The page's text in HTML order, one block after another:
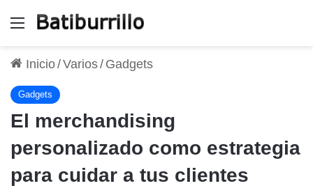
Menú
Inicio/Varios/ Gadgets
Gadgets
El merchandising
personalizado como estrategia
para cuidar a tus clientes